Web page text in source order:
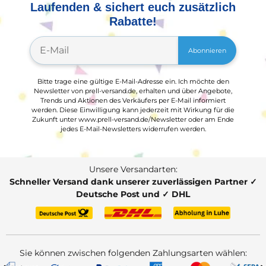
Laufenden & sichert euch zusätzlich
Rabatte!
Abonnieren
Bitte trage eine gültige E-Mail-Adresse ein. Ich möchte den
Newsletter von prell-versand.de, erhalten und über Angebote,
Trends und Aktionen des Verkäufers per E-Mail informiert
werden. Diese Einwilligung kann jederzeit mit Wirkung für die
Zukunft unter www.prell-versand.de/Newsletter oder am Ende
jedes E-Mail-Newsletters widerrufen werden.
Unsere Versandarten:
Schneller Versand dank unserer zuverlässigen Partner ✓
Deutsche Post und ✓ DHL
Sie können zwischen folgenden Zahlungsarten wählen: